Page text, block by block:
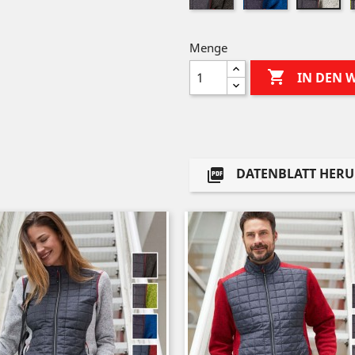
melange melange
Menge
 IN DEN
 DATENBLATT